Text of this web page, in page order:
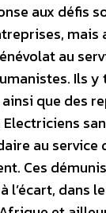
aux défis
au
Ils
que des
au service
Ces
dans